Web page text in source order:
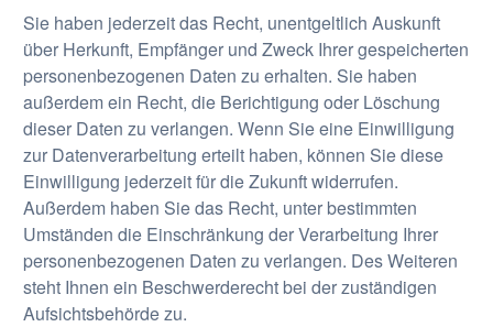
Sie haben jederzeit das Recht, unentgeltlich Auskunft
über Herkunft, Empfänger und Zweck Ihrer gespeicherten
personenbezogenen Daten zu erhalten. Sie haben
außerdem ein Recht, die Berichtigung oder Löschung
dieser Daten zu verlangen. Wenn Sie eine Einwilligung
zur Datenverarbeitung erteilt haben, können Sie diese
Einwilligung jederzeit für die Zukunft widerrufen.
Außerdem haben Sie das Recht, unter bestimmten
Umständen die Einschränkung der Verarbeitung Ihrer
personenbezogenen Daten zu verlangen. Des Weiteren
steht Ihnen ein Beschwerderecht bei der zuständigen
Aufsichtsbehörde zu.